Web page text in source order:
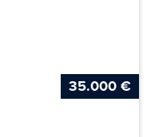
35.000 €